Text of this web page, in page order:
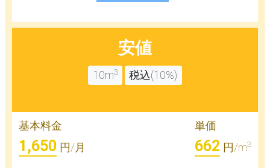
安値
10m3 税込(10%)
基本料金
1,650 円/月
単価
662 円/m3